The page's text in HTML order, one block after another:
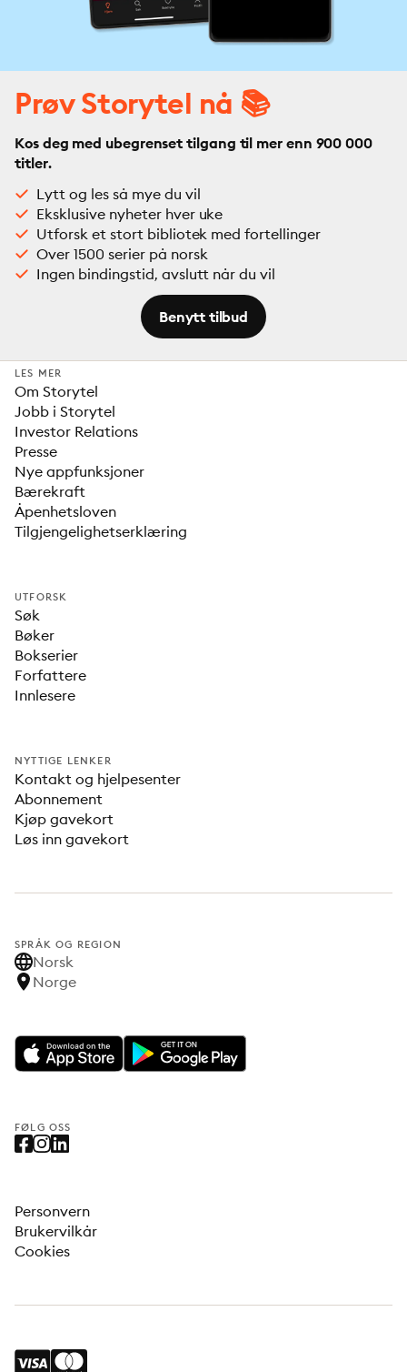
Prøv Storytel nå 📚
Kos deg med ubegrenset tilgang til mer enn 900 000
titler.
Lytt og les så mye du vil
Eksklusive nyheter hver uke
Utforsk et stort bibliotek med fortellinger
Over 1500 serier på norsk
Ingen bindingstid, avslutt når du vil
Benytt tilbud
LES MER
Om Storytel
Jobb i Storytel
Investor Relations
Presse
Nye appfunksjoner
Bærekraft
Åpenhetsloven
Tilgjengelighetserklæring
UTFORSK
Søk
Bøker
Bokserier
Forfattere
Innlesere
NYTTIGE LENKER
Kontakt og hjelpesenter
Abonnement
Kjøp gavekort
Løs inn gavekort
SPRÅK OG REGION
Norsk
Norge
FØLG OSS
Personvern
Brukervilkår
Cookies